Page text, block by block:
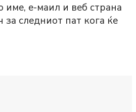
име, е-маил и веб страна
за следниот пат кога ќе